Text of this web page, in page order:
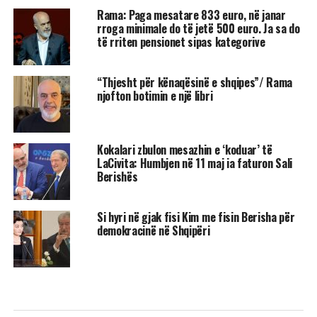
Rama: Paga mesatare 833 euro, në janar
rroga minimale do të jetë 500 euro. Ja sa do
të rriten pensionet sipas kategorive
“Thjesht për kënaqësinë e shqipes”/ Rama
njofton botimin e një libri
Kokalari zbulon mesazhin e ‘koduar’ të
LaCivita: Humbjen në 11 maj ia faturon Sali
Berishës
Si hyri në gjak fisi Kim me fisin Berisha për
demokracinë në Shqipëri